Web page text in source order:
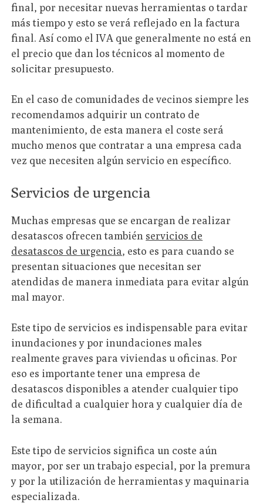
final, por necesitar nuevas herramientas o tardar
más tiempo y esto se verá reflejado en la factura
final. Así como el IVA que generalmente no está en
el precio que dan los técnicos al momento de
solicitar presupuesto.
En el caso de comunidades de vecinos siempre les
recomendamos adquirir un contrato de
mantenimiento, de esta manera el coste será
mucho menos que contratar a una empresa cada
vez que necesiten algún servicio en específico.
Servicios de urgencia
Muchas empresas que se encargan de realizar
desatascos ofrecen también servicios de
desatascos de urgencia, esto es para cuando se
presentan situaciones que necesitan ser
atendidas de manera inmediata para evitar algún
mal mayor.
Este tipo de servicios es indispensable para evitar
inundaciones y por inundaciones males
realmente graves para viviendas u oficinas. Por
eso es importante tener una empresa de
desatascos disponibles a atender cualquier tipo
de dificultad a cualquier hora y cualquier día de
la semana.
Este tipo de servicios significa un coste aún
mayor, por ser un trabajo especial, por la premura
y por la utilización de herramientas y maquinaria
especializada.